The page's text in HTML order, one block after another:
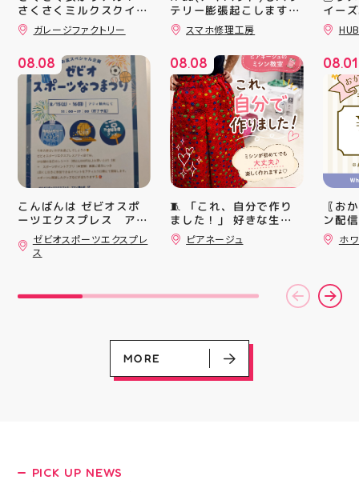
LATEST!
さくさくミルクスクイー
ズ入荷！ クセになる感
触ですよ 他にもスクイ
お楽しみにーっ️‍️‍️‍ 郡山駅
前 アティ郡山4F “ガレ
ージファクトリー”へ遊
びに来てね️‍️‍️‍ #福島 #郡山
#郡山駅前 #雑貨屋 #ス
クイーズ
ガレージファクトリー
08.08
こんばんは ゼビオスポ
ーツエクスプレス アテ
ィ郡山です ・ 本日は
「ゼビオスポーツなつま
つり」開催のお知らせで
ィ館内にて ☆11:00〜
入り口横にて冷たいゼリ
ーや瓶ジュース、熱中症
た、5F店舗の当日のレシ
スポーツに関連したグッ
ゼビオスポーツエクスプレ
ス
テリー膨張起こします🔋
💥スマホ修理工房アティ
郡山店ならデータそのま
スマホ修理工房
08.08
🧵 「これ、自分で作り
ました！」 好きな生地
を選んで、ミシンで少し
ずつ形にしていく時間
ミシン教室では、 「ミ
シンを使ってみたいけ
ど、作り方が分からな
い」 そんな初心者さん
も大歓迎です お洋服・
バッグ・小物など、 あ
ピアネージュ
イー
沸騰
んス
が と
にゅ
みつ
い…
に入
らの
中華
中華
レン
シル
08.01
〖お
ン配
ッパ
￥
ース
験後
ホ
MORE
PICK UP NEWS